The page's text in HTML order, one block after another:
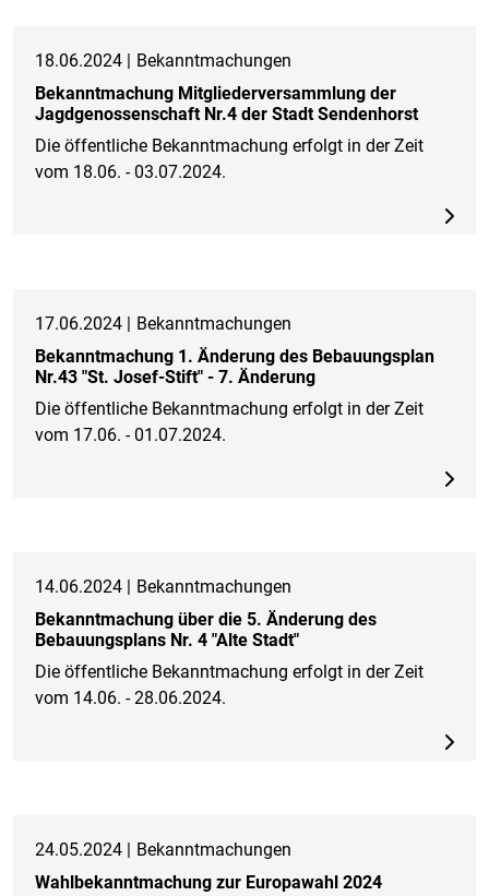
18.06.2024 | Bekanntmachungen
Bekanntmachung Mitgliederversammlung der
Jagdgenossenschaft Nr.4 der Stadt Sendenhorst
Die öffentliche Bekanntmachung erfolgt in der Zeit
vom 18.06. - 03.07.2024.
17.06.2024 | Bekanntmachungen
Bekanntmachung 1. Änderung des Bebauungsplan
Nr.43 "St. Josef-Stift" - 7. Änderung
Die öffentliche Bekanntmachung erfolgt in der Zeit
vom 17.06. - 01.07.2024.
14.06.2024 | Bekanntmachungen
Bekanntmachung über die 5. Änderung des
Bebauungsplans Nr. 4 "Alte Stadt"
Die öffentliche Bekanntmachung erfolgt in der Zeit
vom 14.06. - 28.06.2024.
24.05.2024 | Bekanntmachungen
Wahlbekanntmachung zur Europawahl 2024